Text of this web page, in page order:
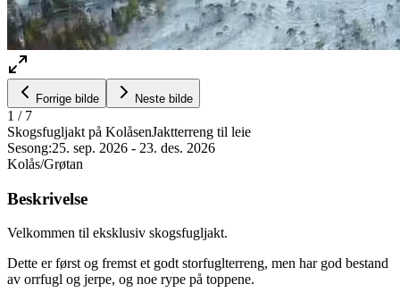
Forrige bilde Neste bilde
1 / 7
Skogsfugljakt på KolåsenJaktterreng til leie
Sesong:25. sep. 2026 - 23. des. 2026
Kolås/Grøtan
Beskrivelse
Velkommen til eksklusiv skogsfugljakt.
Dette er først og fremst et godt storfuglterreng, men har god bestand
av orrfugl og jerpe, og noe rype på toppene.